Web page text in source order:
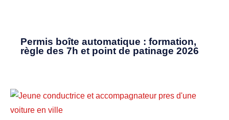
Permis boîte automatique : formation,
règle des 7h et point de patinage 2026